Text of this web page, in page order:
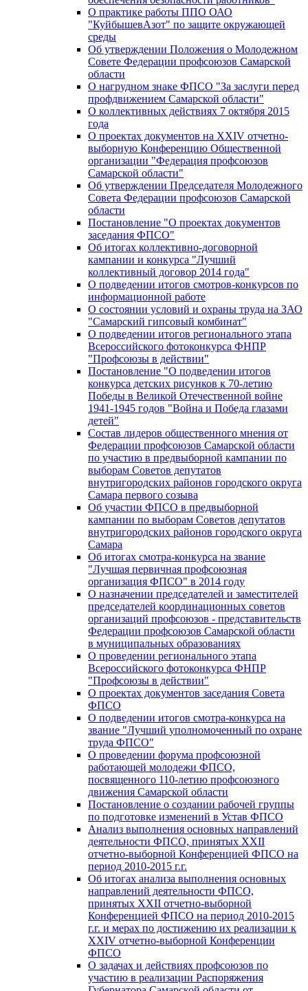
О практике работы ППО ОАО
"КуйбышевАзот" по защите окружающей
среды
Об утверждении Положения о Молодежном
Совете Федерации профсоюзов Самарской
области
О нагрудном знаке ФПСО "За заслуги перед
профдвижением Самарской области"
О коллективных действиях 7 октября 2015
года
О проектах документов на XXIV отчетно-
выборную Конференцию Общественной
организации "Федерация профсоюзов
Самарской области"
Об утверждении Председателя Молодежного
Совета Федерации профсоюзов Самарской
области
Постановление "О проектах документов
заседания ФПСО"
Об итогах коллективно-договорной
кампании и конкурса "Лучший
коллективный договор 2014 года"
О подведении итогов смотров-конкурсов по
информационной работе
О состоянии условий и охраны труда на ЗАО
"Самарский гипсовый комбинат"
О подведении итогов регионального этапа
Всероссийского фотоконкурса ФНПР
"Профсоюзы в действии"
Постановление "О подведении итогов
конкурса детских рисунков к 70-летию
Победы в Великой Отечественной войне
1941-1945 годов "Война и Победа глазами
детей"
Состав лидеров общественного мнения от
Федерации профсоюзов Самарской области
по участию в предвыборной кампании по
выборам Советов депутатов
внутригородских районов городского округа
Самара первого созыва
Об участии ФПСО в предвыборной
кампании по выборам Советов депутатов
внутригородских районов городского округа
Самара
Об итогах смотра-конкурса на звание
"Лучшая первичная профсоюзная
организация ФПСО" в 2014 году
О назначении председателей и заместителей
председателей координационных советов
организаций профсоюзов - представительств
Федерации профсоюзов Самарской области
в муниципальных образованиях
О проведении регионального этапа
Всероссийского фотоконкурса ФНПР
"Профсоюзы в действии"
О проектах документов заседания Совета
ФПСО
О подведении итогов смотра-конкурса на
звание "Лучший уполномоченный по охране
труда ФПСО"
О проведении форума профсоюзной
работающей молодежи ФПСО,
посвященного 110-летию профсоюзного
движения Самарской области
Постановление о создании рабочей группы
по подготовке изменений в Устав ФПСО
Анализ выполнения основных направлений
деятельности ФПСО, принятых XXII
отчетно-выборной Конференцией ФПСО на
период 2010-2015 г.г.
Об итогах анализа выполнения основных
направлений деятельности ФПСО,
принятых XXII отчетно-выборной
Конференцией ФПСО на период 2010-2015
г.г. и мерах по достижению их реализации к
XXIV отчетно-выборной Конференции
ФПСО
О задачах и действиях профсоюзов по
участию в реализации Распоряжения